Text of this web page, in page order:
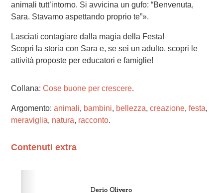
animali tutt’intorno. Si avvicina un gufo: “Benvenuta,
Sara. Stavamo aspettando proprio te”».
Lasciati contagiare dalla magia della Festa!
Scopri la storia con Sara e, se sei un adulto, scopri le
attività proposte per educatori e famiglie!
Collana: Cose buone per crescere.
Argomento: animali, bambini, bellezza, creazione, festa,
meraviglia, natura, racconto.
Contenuti extra
documentation.